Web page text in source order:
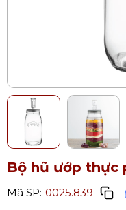
Bộ hũ ướp thực
Mã SP: 0025.839